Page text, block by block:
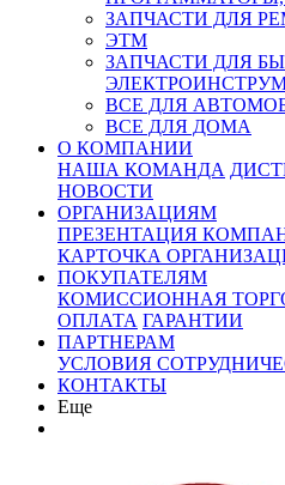
ЗАПЧАСТИ ДЛЯ
ЭТМ
ЗАПЧАСТИ ДЛЯ
ВСЕ ДЛЯ
ВСЕ ДЛЯ ДОМА
О КОМПАНИИ
НАША КОМАНДА
НОВОСТИ
ОРГАНИЗАЦИЯМ
ПРЕЗЕНТАЦИЯ
КАРТОЧКА
ПОКУПАТЕЛЯМ
КОМИССИОННАЯ
ОПЛАТА ГАРАНТИИ
ПАРТНЕРАМ
УСЛОВИЯ
КОНТАКТЫ
Еще